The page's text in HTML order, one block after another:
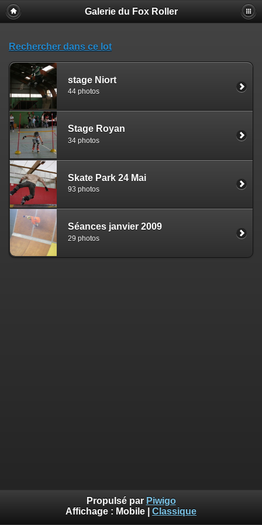
Galerie du Fox Roller
Rechercher dans ce lot
stage Niort
44 photos
Stage Royan
34 photos
Skate Park 24 Mai
93 photos
Séances janvier 2009
29 photos
Propulsé par Piwigo
Affichage : Mobile Classique